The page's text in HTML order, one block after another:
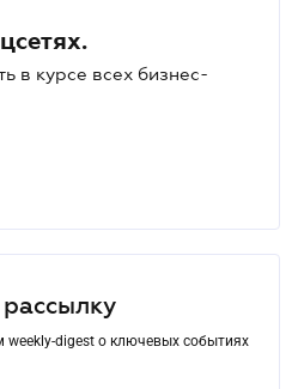
в курсе всех бизнес-
weekly-digest о ключевых событиях